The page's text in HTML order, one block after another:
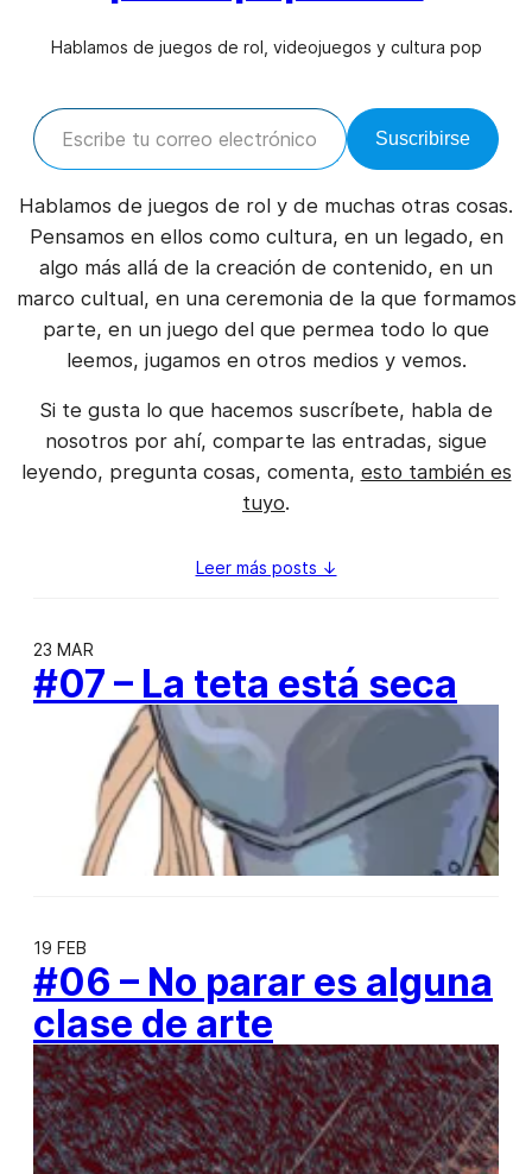
Hablamos de juegos de rol, videojuegos y cultura pop
Escribe tu correo electrónico…
Suscribirse
Hablamos de juegos de rol y de muchas otras cosas.
Pensamos en ellos como cultura, en un legado, en
algo más allá de la creación de contenido, en un
marco cultual, en una ceremonia de la que formamos
parte, en un juego del que permea todo lo que
leemos, jugamos en otros medios y vemos.
Si te gusta lo que hacemos suscríbete, habla de
nosotros por ahí, comparte las entradas, sigue
leyendo, pregunta cosas, comenta, esto también es
tuyo.
Leer más posts ↓
23 MAR
#07 – La teta está seca
19 FEB
#06 – No parar es alguna
clase de arte